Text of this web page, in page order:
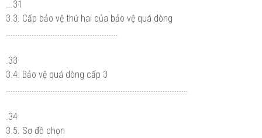
...31
3.3. Cấp bảo vệ thứ hai của bảo vệ quá dòng
.33
3.4. Bảo vệ quá dòng cấp 3
.34
3.5. Sơ đồ chọn